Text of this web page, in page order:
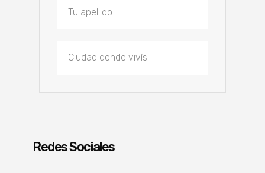
Redes Sociales